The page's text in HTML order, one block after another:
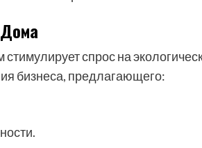
спрос на
бизнеса, предлагающего: